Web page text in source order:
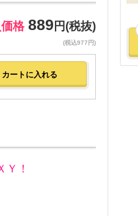
格 889 円(税抜)
(税込977円)
！